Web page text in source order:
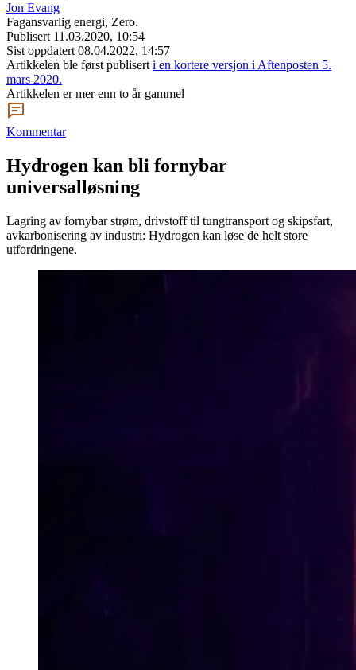
Jon Evang
Fagansvarlig energi, Zero.
Publisert 11.03.2020, 10:54
Sist oppdatert 08.04.2022, 14:57
Artikkelen ble først publisert i en kortere versjon i Aftenposten 5.
mars 2020.
Artikkelen er mer enn to år gammel
Kommentar
Hydrogen kan bli fornybar
universalløsning
Lagring av fornybar strøm, drivstoff til tungtransport og skipsfart,
avkarbonisering av industri: Hydrogen kan løse de helt store
utfordringene.